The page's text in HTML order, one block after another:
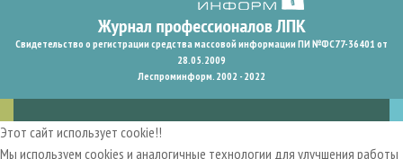
Свидетельство о регистрации средства массовой информации ПИ №ФС77-36401 от
28.05.2009
Леспроминформ. 2002 - 2022
Этот сайт использует cookie!!
Мы используем cookies и аналогичные технологии для улучшения работы